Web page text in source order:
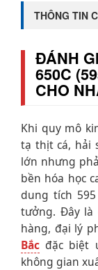
THÔNG TIN
ĐÁNH
650C
CHO
Khi quy mô
tạ thịt cá, hải
lớn nhưng
bền hóa học
dung tích
tưởng. Đây là
hàng, đại lý
Bắc đặc biệt
không gian